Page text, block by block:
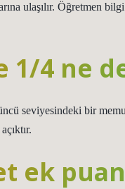
ulaşılır. Öğretmen
4 ne
seviyesindeki bir
ek puan